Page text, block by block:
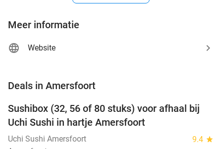
Meer informatie
Website
Deals in Amersfoort
50%
TODAY
Sushibox (32, 56 of 80 stuks) voor afhaal bij
Uchi Sushi in hartje Amersfoort
Uchi Sushi Amersfoort 9.4 star